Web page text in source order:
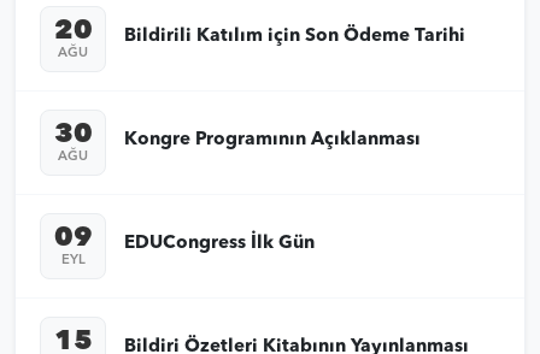
20
AĞU
Bildirili Katılım için Son Ödeme Tarihi
30
AĞU
Kongre Programının Açıklanması
09
EYL
EDUCongress İlk Gün
15 Bildiri Özetleri Kitabının Yayınlanması